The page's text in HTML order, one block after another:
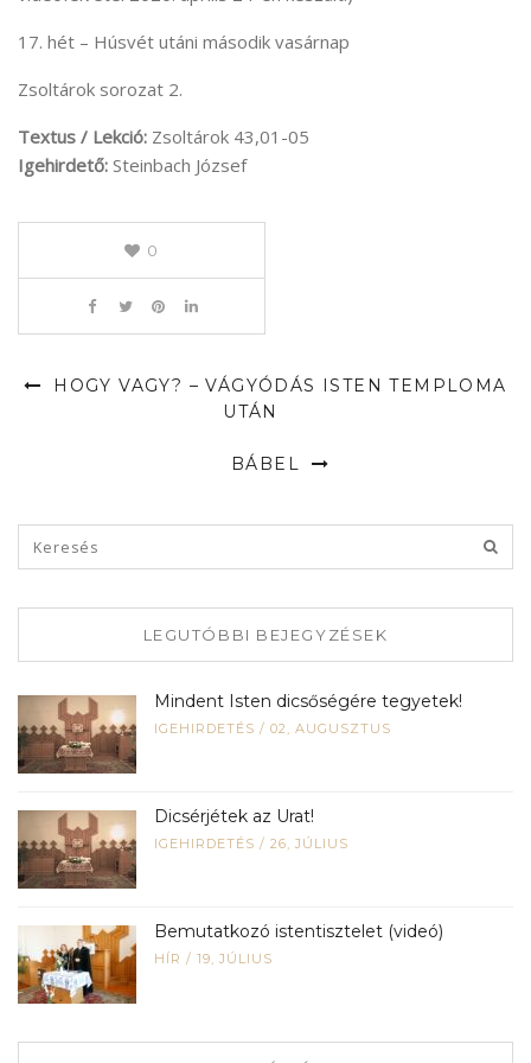
17. hét – Húsvét utáni második vasárnap
Zsoltárok sorozat 2.
Textus / Lekció: Zsoltárok 43,01-05
Igehirdető: Steinbach József
0
HOGY VAGY? – VÁGYÓDÁS ISTEN TEMPLOMA
UTÁN
BÁBEL
LEGUTÓBBI BEJEGYZÉSEK
Mindent Isten dicsőségére tegyetek!
IGEHIRDETÉS / 02, AUGUSZTUS
Dicsérjétek az Urat!
IGEHIRDETÉS / 26, JÚLIUS
Bemutatkozó istentisztelet (videó)
HÍR / 19, JÚLIUS